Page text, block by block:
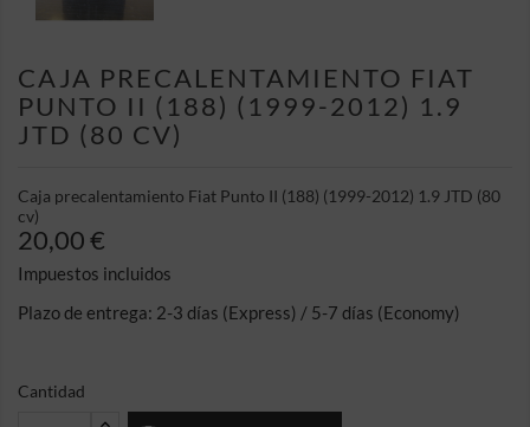
CAJA PRECALENTAMIENTO FIAT
PUNTO II (188) (1999-2012) 1.9
JTD (80 CV)
Caja precalentamiento Fiat Punto II (188) (1999-2012) 1.9 JTD (80
cv)
20,00 €
Impuestos incluidos
Plazo de entrega: 2-3 días (Express) / 5-7 días (Economy)
Cantidad